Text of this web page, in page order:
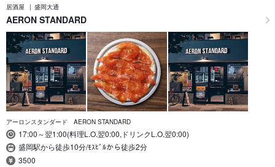
居酒屋 盛岡大通
AERON STANDARD
アーロンスタンダード AERON STANDARD
17:00～翌1:00(料理L.O.翌0:00,ドリンクL.O.翌0:00)
盛岡駅から徒歩10分/ﾓｽﾋﾞﾙから徒歩2分
3500